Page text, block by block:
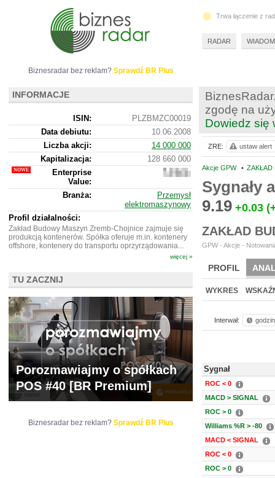
zgodę na
Dowiedz się
Akcje GPW • ZAKŁAD
Sygnały
9.19 +0.03
ZAKŁAD
GPW - Akcje -
PROFIL
BR LAB
WYKRES
Interwał:
Sygnał
ROC < 0
MACD > SIGNAL
ROC > 0
Williams %R > -80
MACD < SIGNAL
ROC < 0
ROC > 0
ZRE: ustaw alert
Biznesradar bez reklam? Sprawdź BR Plus
INFORMACJE
ISIN:
PLZBMZC00019
Data debiutu:
10.06.2008
Liczba akcji:
14 000 000
Kapitalizacja:
128 660 000
Enterprise
Value:
132
000
Branża:
Przemysł
elektromaszynowy
Profil działalności:
Zakład Budowy Maszyn Zremb-Chojnice zajmuje się
produkcją kontenerów. Spółka oferuje m.in. kontenery
offshore, kontenery do transportu oprzyrządowania...
więcej »
TU ZACZNIJ
Porozmawiajmy o spółkach
POS #40 [BR Premium]
Biznesradar bez reklam? Sprawdź BR Plus
Trwa łączenie z
RADAR